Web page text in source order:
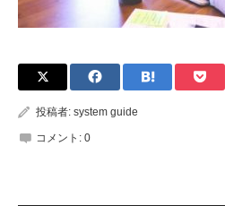
投稿者: system guide
コメント: 0